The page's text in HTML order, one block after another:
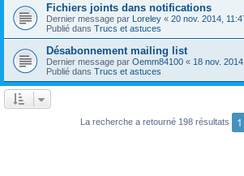
Fichiers joints dans notifications
Dernier message par Loreley « 20 nov. 2014,
Publié dans Trucs et astuces
Désabonnement mailing list
Dernier message par Oemm84100 « 18 nov.
Publié dans Trucs et astuces
La recherche a retourné 198 résultats 1